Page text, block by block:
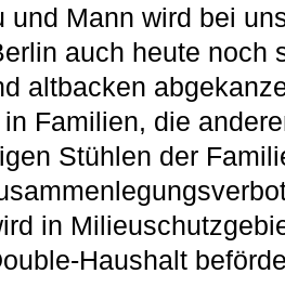
und Mann wird bei
auch heute noch
altbacken
Familien, die
Stühlen der
in
Haushalt